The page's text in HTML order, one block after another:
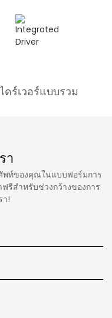
ดร์เวอร์แบบรวม
า
พท์ของคุณในแบบฟอร์มการ
รีสำหรับช่วงกว้างของการ
า!